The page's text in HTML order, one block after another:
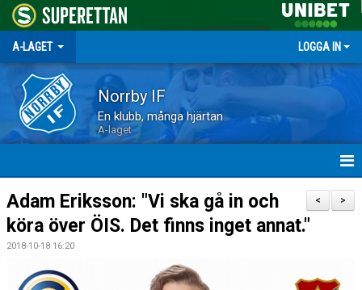
A-LAGET LOGGA IN
Norrby IF
En klubb, många hjärtan
A-laget
HEM
NYHETER
>
<
Adam Eriksson: "Vi ska gå in och
köra över ÖIS. Det finns inget annat."
2018-10-18 16:20